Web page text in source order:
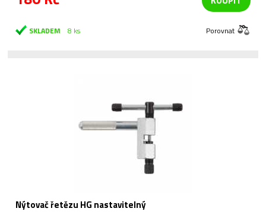
SKLADEM 8 ks Porovnat
Nýtovač řetězu HG nastavitelný